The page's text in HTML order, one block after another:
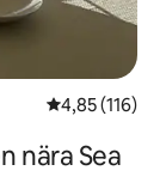
4,85 av 5 i
4,85 (116)
nära Sea